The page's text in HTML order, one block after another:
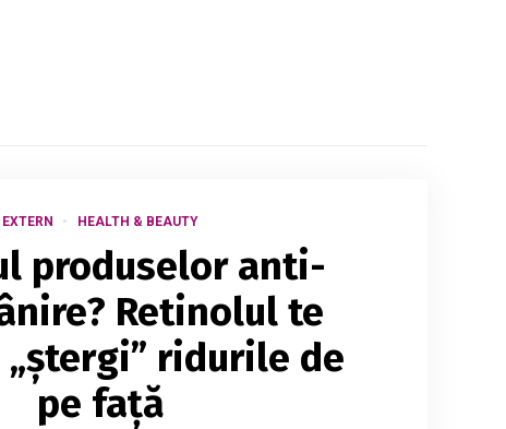
EXTERN HEALTH & BEAUTY
produselor anti-
Retinolul te
ridurile de
pe față